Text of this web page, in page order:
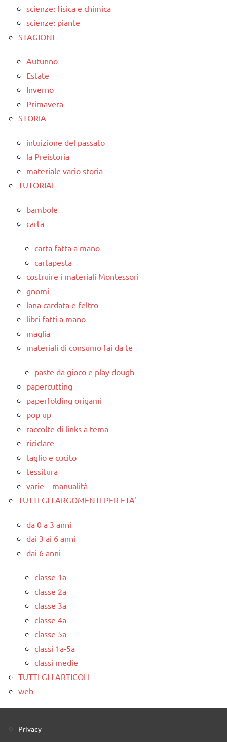
scienze: fisica e chimica
scienze: piante
STAGIONI
Autunno
Estate
Inverno
Primavera
STORIA
intuizione del passato
la Preistoria
materiale vario storia
TUTORIAL
bambole
carta
carta fatta a mano
cartapesta
costruire i materiali Montessori
gnomi
lana cardata e feltro
libri fatti a mano
maglia
materiali di consumo fai da te
paste da gioco e play dough
papercutting
paperfolding origami
pop up
raccolte di links a tema
riciclare
taglio e cucito
tessitura
varie – manualità
TUTTI GLI ARGOMENTI PER ETA'
da 0 a 3 anni
dai 3 ai 6 anni
dai 6 anni
classe 1a
classe 2a
classe 3a
classe 4a
classe 5a
classi 1a-5a
classi medie
TUTTI GLI ARTICOLI
web
Privacy